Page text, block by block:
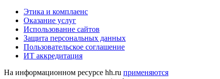
Этика и комплаенс
Оказание услуг
Использование сайтов
Защита персональных данных
Пользовательское соглашение
ИТ аккредитация
На информационном ресурсе hh.ru применяются